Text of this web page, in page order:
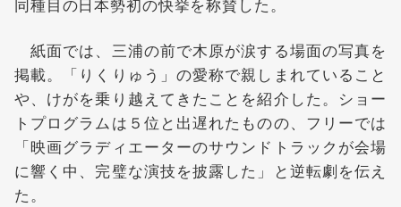
紙面では、三浦の前で木原が涙する場面の写真を
掲載。「りくりゅう」の愛称で親しまれていること
や、けがを乗り越えてきたことを紹介した。ショー
トプログラムは５位と出遅れたものの、フリーでは
「映画グラディエーターのサウンドトラックが会場
に響く中、完璧な演技を披露した」と逆転劇を伝え
た。